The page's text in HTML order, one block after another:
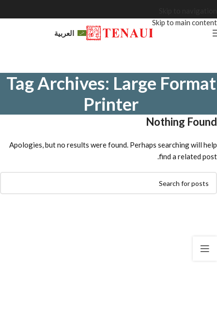
Skip to main content
العربية
Tag Archives: Large Format
Printer
Nothing Found
Apologies, but no results were found. Perhaps searching will help
find a related post.